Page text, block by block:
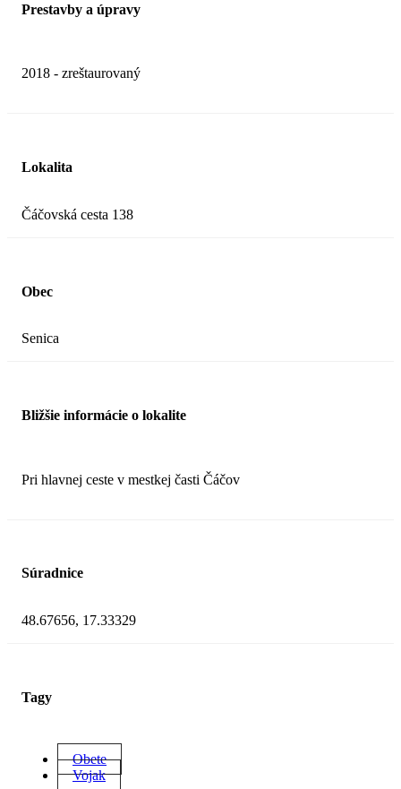
Prestavby a úpravy
2018 - zreštaurovaný
Lokalita
Čáčovská cesta 138
Obec
Senica
Bližšie informácie o lokalite
Pri hlavnej ceste v mestkej časti Čáčov
Súradnice
48.67656, 17.33329
Tagy
Obete
Vojak